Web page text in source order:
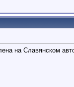
на Славянском